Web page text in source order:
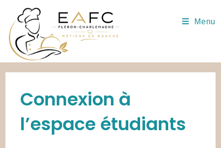
content
Menu
Connexion à
l’espace étudiants